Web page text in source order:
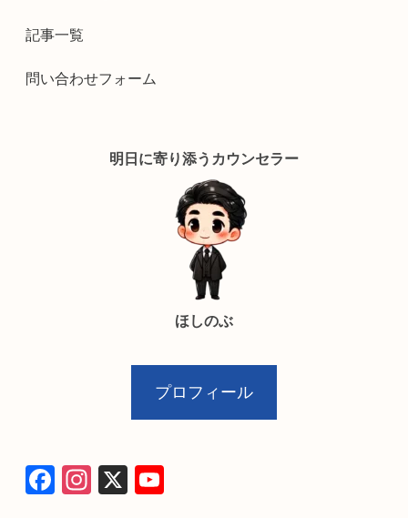
記事一覧
問い合わせフォーム
明日に寄り添うカウンセラー
ほしのぶ
プロフィール
F
In
X